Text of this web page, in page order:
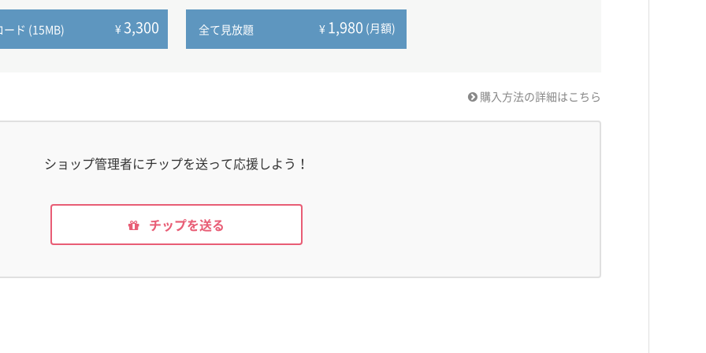
ード (15MB) ¥3,300 全て見放題 ¥ 1,980 (月額)
購入方法の詳細はこちら
ショップ管理者にチップを送って応援しよう！
チップを送る